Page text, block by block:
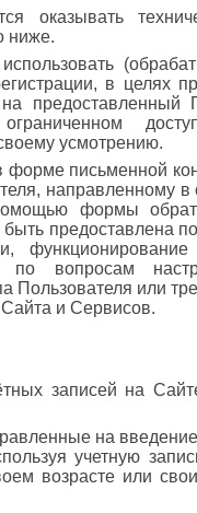
оказывать
ниже.
в целях
предоставленный
усмотрению.
письменной
направленному
формы
быть предоставлена
по вопросам
Пользователя или
и Сервисов.
записей на
на
учетную
возрасте или